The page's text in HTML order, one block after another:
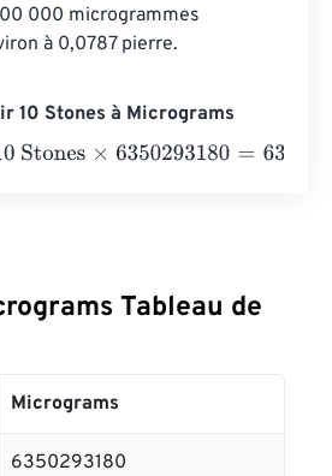
000 microgrammes
à 0,0787 pierre.
10 Stones à Micrograms
×6350293180=63502931800
Tableau de
Micrograms
6350293180